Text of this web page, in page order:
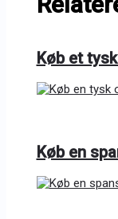
Køb et
Køb en